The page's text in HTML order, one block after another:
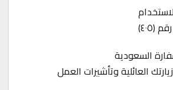
(٤٠٥)
السعودية
العائلية وتأشيرات العمل